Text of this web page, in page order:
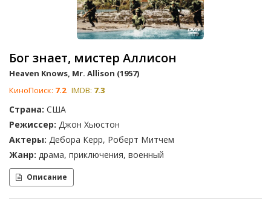
Бог знает, мистер Аллисон
Heaven Knows, Mr. Allison (1957)
КиноПоиск: 7.2 IMDB: 7.3
Страна: США
Режиссер: Джон Хьюстон
Актеры: Дебора Керр, Роберт Митчем
Жанр: драма, приключения, военный
Описание